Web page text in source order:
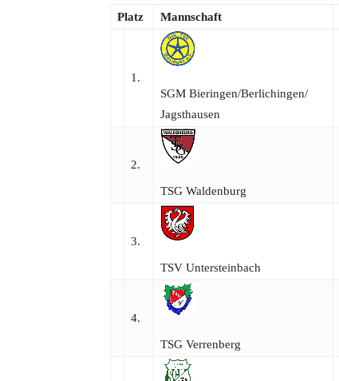
Platz Mannschaft
1.
SGM Bieringen/​Berlichingen/​
Jagsthausen
2.
TSG Waldenburg
3.
TSV Untersteinbach
4.
TSG Verrenberg